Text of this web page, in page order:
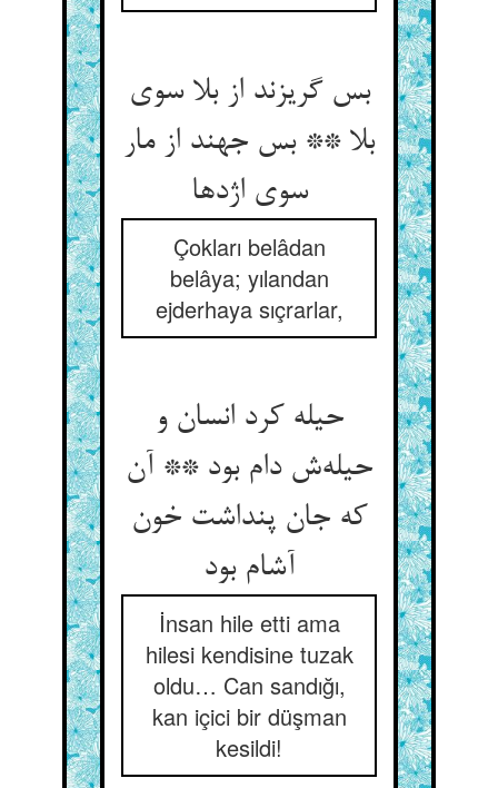
بس گریزند از بلا سوی
بلا ** بس جهند از مار
سوی اژدها
Çokları belâdan
belâya; yılandan
ejderhaya sıçrarlar,
حیله کرد انسان و
حیله‌‌ش دام بود ** آن
که جان پنداشت خون
آشام بود
İnsan hile etti ama
hilesi kendisine tuzak
oldu… Can sandığı,
kan içici bir düşman
kesildi!